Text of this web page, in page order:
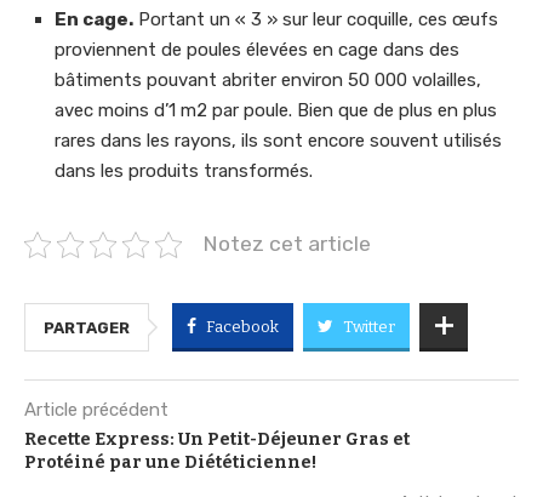
En cage. Portant un « 3 » sur leur coquille, ces œufs
proviennent de poules élevées en cage dans des
bâtiments pouvant abriter environ 50 000 volailles,
avec moins d’1 m2 par poule. Bien que de plus en plus
rares dans les rayons, ils sont encore souvent utilisés
dans les produits transformés.
Notez cet article
PARTAGER Facebook Twitter
Article précédent
Recette Express: Un Petit-Déjeuner Gras et
Protéiné par une Diététicienne!